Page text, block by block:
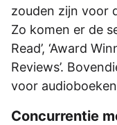
zouden zijn voor
Zo komen er de
Read’, ‘Award
Reviews’.
voor
Concurrentie